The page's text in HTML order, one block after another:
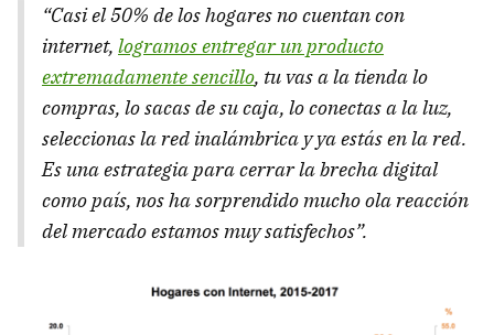
“Casi el 50% de los hogares no cuentan con
internet, logramos entregar un producto
extremadamente sencillo, tu vas a la tienda lo
compras, lo sacas de su caja, lo conectas a la luz,
seleccionas la red inalámbrica y ya estás en la red.
Es una estrategia para cerrar la brecha digital
como país, nos ha sorprendido mucho ola reacción
del mercado estamos muy satisfechos”.